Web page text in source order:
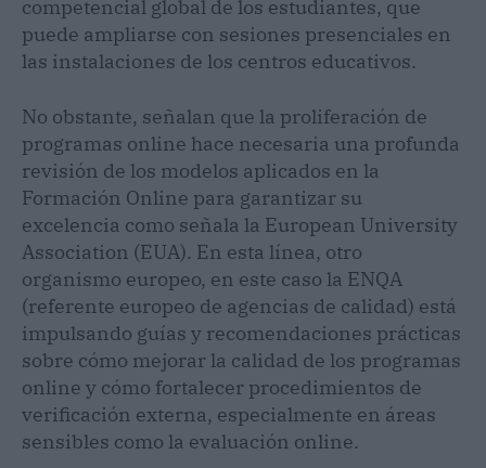
competencial global de los estudiantes, que
puede ampliarse con sesiones presenciales en
las instalaciones de los centros educativos.
No obstante, señalan que la proliferación de
programas online hace necesaria una profunda
revisión de los modelos aplicados en la
Formación Online para garantizar su
excelencia como señala la European University
Association (EUA). En esta línea, otro
organismo europeo, en este caso la ENQA
(referente europeo de agencias de calidad) está
impulsando guías y recomendaciones prácticas
sobre cómo mejorar la calidad de los programas
online y cómo fortalecer procedimientos de
verificación externa, especialmente en áreas
sensibles como la evaluación online.